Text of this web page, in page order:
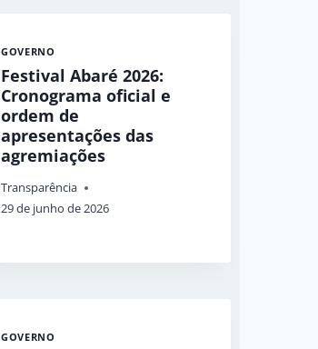
GOVERNO
Festival Abaré 2026:
Cronograma oficial e
ordem de
apresentações das
agremiações
Transparência
29 de junho de 2026
GOVERNO